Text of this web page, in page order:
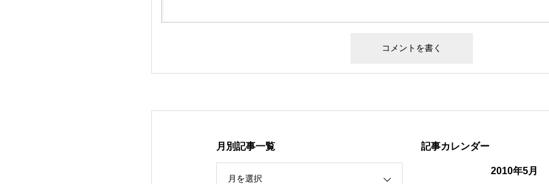
月別記事一覧
月を選択
記事カレンダー
2010年5月